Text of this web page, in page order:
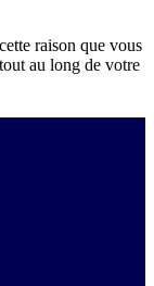
raison que vous
au long de votre